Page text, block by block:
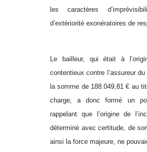
les caractères
d’extériorité exonératoires de
Le bailleur, qui était à
contentieux contre l’assureur
la somme de 188.049,81 € au
charge, a donc formé un
rappelant que l’origine de
déterminé avec certitude, de
ainsi la force majeure, ne